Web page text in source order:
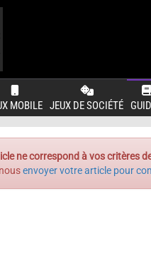
MOBILE JEUX DE SOCIÉTÉ
ne correspond à vos critères
envoyer votre article pour